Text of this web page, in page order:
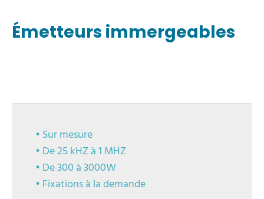
Émetteurs immergeables
• Sur mesure
• De 25 kHZ à 1 MHZ
• De 300 à 3000W
• Fixations à la demande